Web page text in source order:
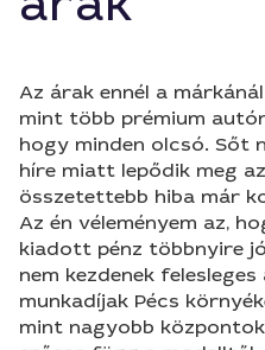
Az árak ennél a
mint több prémium
hogy minden olcsó. Sőt
híre miatt lepődik meg
összetettebb hiba már
Az én véleményem az,
kiadott pénz többnyire
nem kezdenek
munkadíjak Pécs
mint nagyobb